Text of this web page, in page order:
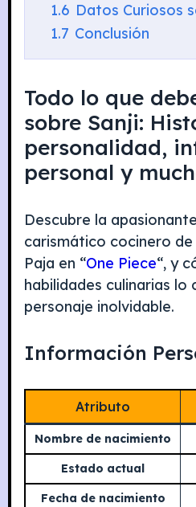
1.6 Datos Curiosos
1.7 Conclusión
Todo lo que
sobre Sanji:
personalidad,
personal y
Descubre la
carismático cocinero
Paja en “One Piece“, y
habilidades culinarias lo
personaje inolvidable.
Información
Atributo
Nombre de nacimiento
Estado actual
Fecha de nacimiento